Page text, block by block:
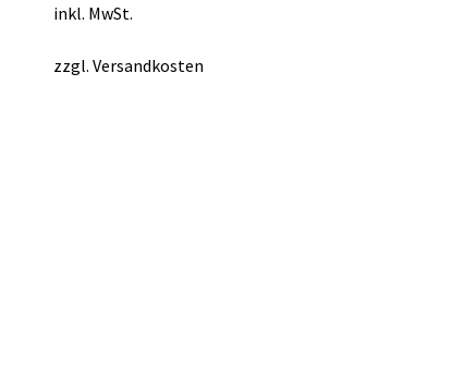
inkl. MwSt.
zzgl. Versandkosten